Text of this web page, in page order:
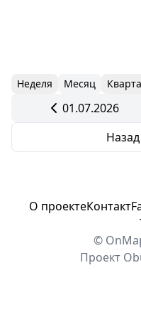
Неделя Месяц
01.07.2026
О проектеКонтакт
©
Проект